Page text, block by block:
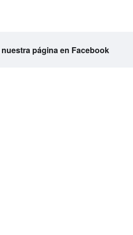
nuestra página en Facebook